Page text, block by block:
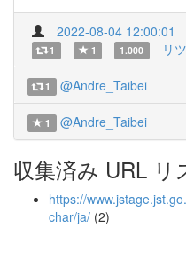
2022-08-04 12:00:01
1 1 1.000 リ
1 @Andre_Taibei
1 @Andre_Taibei
収集済み URL リ
https://
char/ja/ (2)